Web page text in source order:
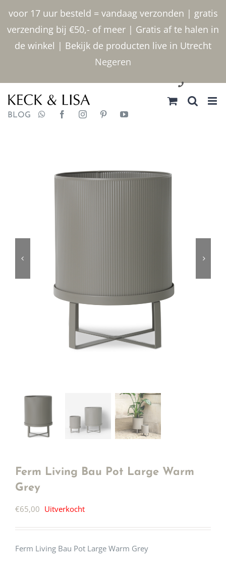
voor 17 uur besteld = vandaag verzonden | gratis
verzending bij €50,- of meer | Gratis af te halen in
de winkel | Bekijk de producten live in Utrecht
Negeren
inhoud
030 2400000
BLOG
Ferm Living Bau Pot Large Warm
Grey
€65,00 Uitverkocht
Ferm Living Bau Pot Large Warm Grey